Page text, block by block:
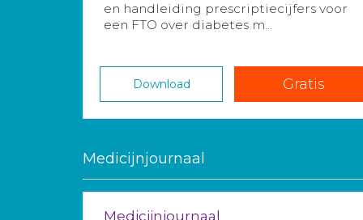
en handleiding prescriptiecijfers voor
een FTO over diabetes m...
Download Gratis
Medicijnjournaal
Medicijnjournaal